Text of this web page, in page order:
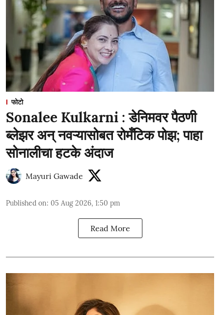
फोटो
Sonalee Kulkarni : डेनिमवर पैठणी
ब्लेझर अन् नवऱ्यासोबत रोमँटिक पोझ; पाहा
सोनालीचा हटके अंदाज
Mayuri Gawade
Published on: 05 Aug 2026, 1:50 pm
Read More